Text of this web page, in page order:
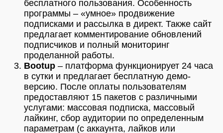
бесплатного пользования. Особенность
программы – «умное» продвижение
подписками и рассылка в директ. Также сайт
предлагает комментирование обновлений
подписчиков и полный мониторинг
проделанной работы.
Bootup – платформа функционирует 24 часа
в сутки и предлагает бесплатную демо-
версию. После оплаты пользователям
предоставляют 15 пакетов с различными
услугами: массовая подписка, массовый
лайкинг, сбор аудитории по определенным
параметрам (с аккаунта, лайков или